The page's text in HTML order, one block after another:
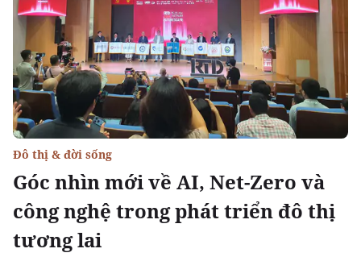
Góc nhìn mới về AI, Net-Zero và
công nghệ trong phát triển đô thị
tương lai
Đô thị & đời sống